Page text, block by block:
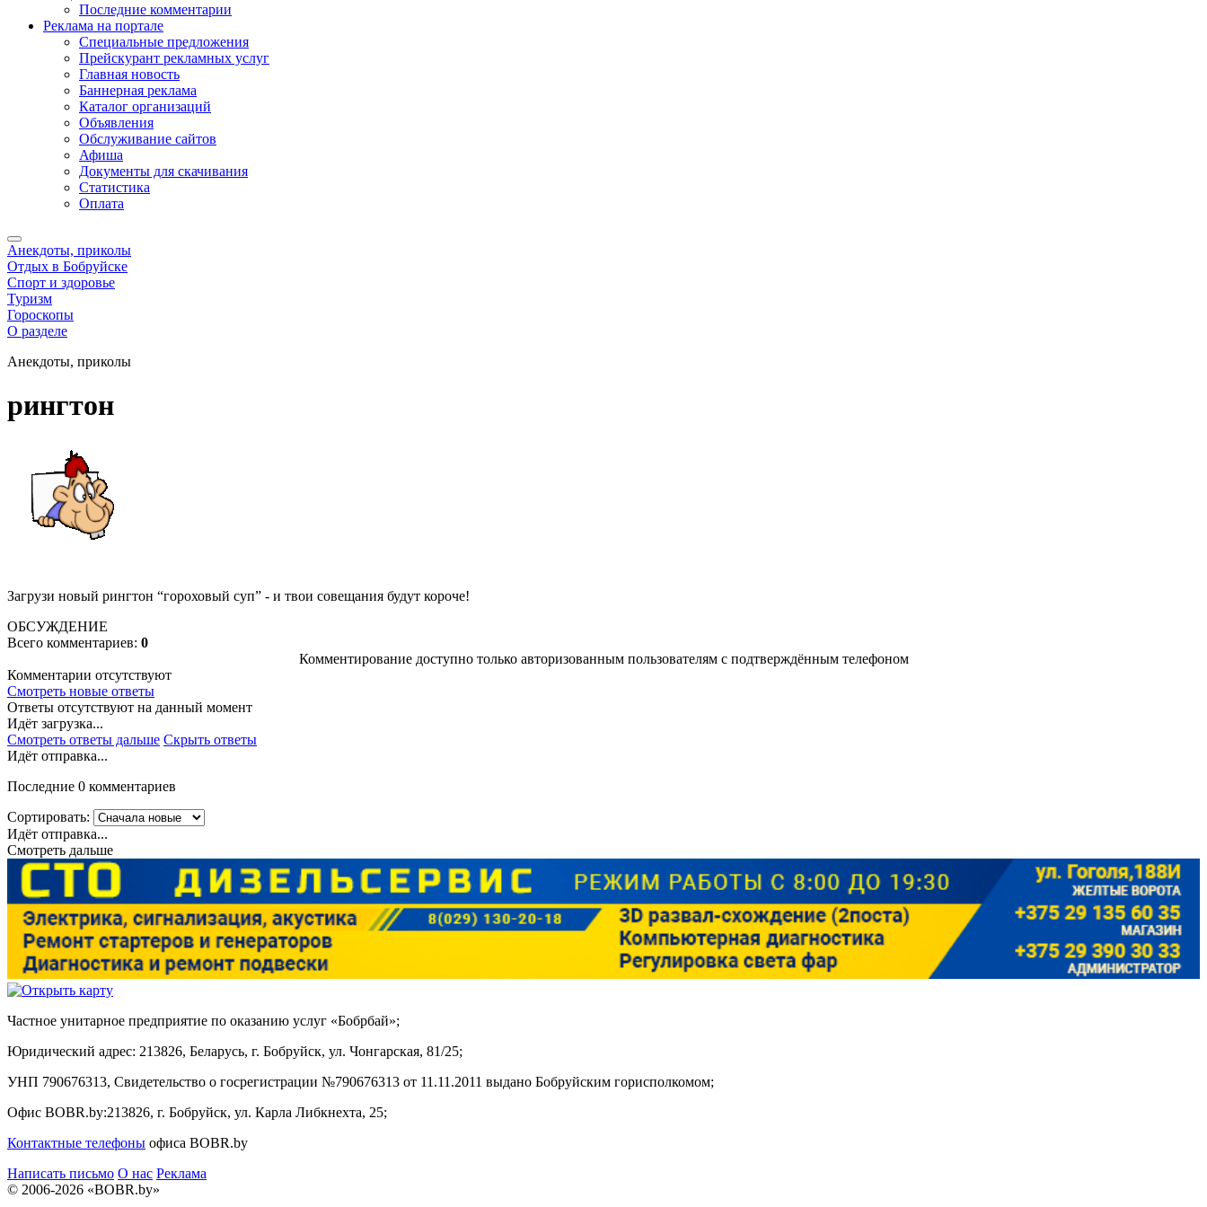
Последние комментарии
Реклама на портале
Специальные предложения
Прейскурант рекламных услуг
Главная новость
Баннерная реклама
Каталог организаций
Объявления
Обслуживание сайтов
Афиша
Документы для скачивания
Статистика
Оплата
Анекдоты, приколы
Отдых в Бобруйске
Спорт и здоровье
Туризм
Гороскопы
О разделе
Анекдоты, приколы
рингтон
Загрузи новый рингтон “гороховый суп” - и твои совещания будут короче!
ОБСУЖДЕНИЕ
Всего комментариев: 0
Комментирование доступно только авторизованным пользователям с подтверждённым телефоном
Комментарии отсутствуют
Смотреть новые ответы
Ответы отсутствуют на данный момент
Идёт загрузка...
Смотреть ответы дальше Скрыть ответы
Идёт отправка...
Последние 0 комментариев
Сортировать:
Идёт отправка...
Смотреть дальше
Частное унитарное предприятие по оказанию услуг «Бобрбай»;
Юридический адрес: 213826, Беларусь, г. Бобруйск, ул. Чонгарская, 81/25;
УНП 790676313, Свидетельство о госрегистрации №790676313 от 11.11.2011 выдано Бобруйским горисполкомом;
Офис BOBR.by:213826, г. Бобруйск, ул. Карла Либкнехта, 25;
Контактные телефоны офиса BOBR.by
Написать письмо О нас Реклама
© 2006-2026 «BOBR.by»